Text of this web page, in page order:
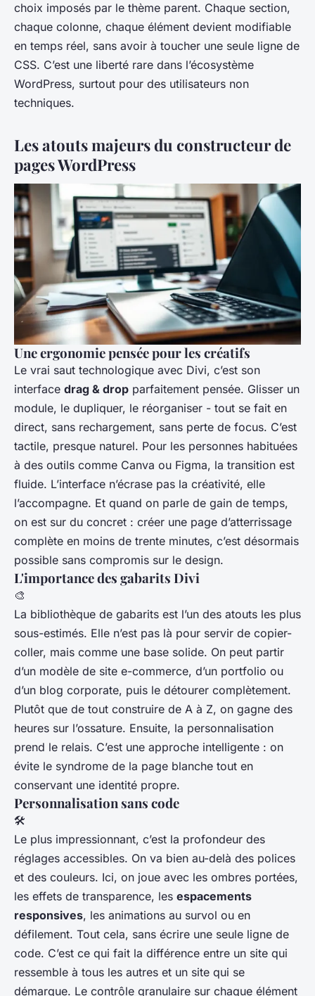
choix imposés par le thème parent. Chaque section,
chaque colonne, chaque élément devient modifiable
en temps réel, sans avoir à toucher une seule ligne de
CSS. C’est une liberté rare dans l’écosystème
WordPress, surtout pour des utilisateurs non
techniques.
Les atouts majeurs du constructeur de
pages WordPress
Une ergonomie pensée pour les créatifs
Le vrai saut technologique avec Divi, c’est son
interface drag & drop parfaitement pensée. Glisser un
module, le dupliquer, le réorganiser - tout se fait en
direct, sans rechargement, sans perte de focus. C’est
tactile, presque naturel. Pour les personnes habituées
à des outils comme Canva ou Figma, la transition est
fluide. L’interface n’écrase pas la créativité, elle
l’accompagne. Et quand on parle de gain de temps,
on est sur du concret : créer une page d’atterrissage
complète en moins de trente minutes, c’est désormais
possible sans compromis sur le design.
L'importance des gabarits Divi
🎨
La bibliothèque de gabarits est l’un des atouts les plus
sous-estimés. Elle n’est pas là pour servir de copier-
coller, mais comme une base solide. On peut partir
d’un modèle de site e-commerce, d’un portfolio ou
d’un blog corporate, puis le détourer complètement.
Plutôt que de tout construire de A à Z, on gagne des
heures sur l’ossature. Ensuite, la personnalisation
prend le relais. C’est une approche intelligente : on
évite le syndrome de la page blanche tout en
conservant une identité propre.
Personnalisation sans code
🛠️
Le plus impressionnant, c’est la profondeur des
réglages accessibles. On va bien au-delà des polices
et des couleurs. Ici, on joue avec les ombres portées,
les effets de transparence, les espacements
responsives, les animations au survol ou en
défilement. Tout cela, sans écrire une seule ligne de
code. C’est ce qui fait la différence entre un site qui
ressemble à tous les autres et un site qui se
démarque. Le contrôle granulaire sur chaque élément